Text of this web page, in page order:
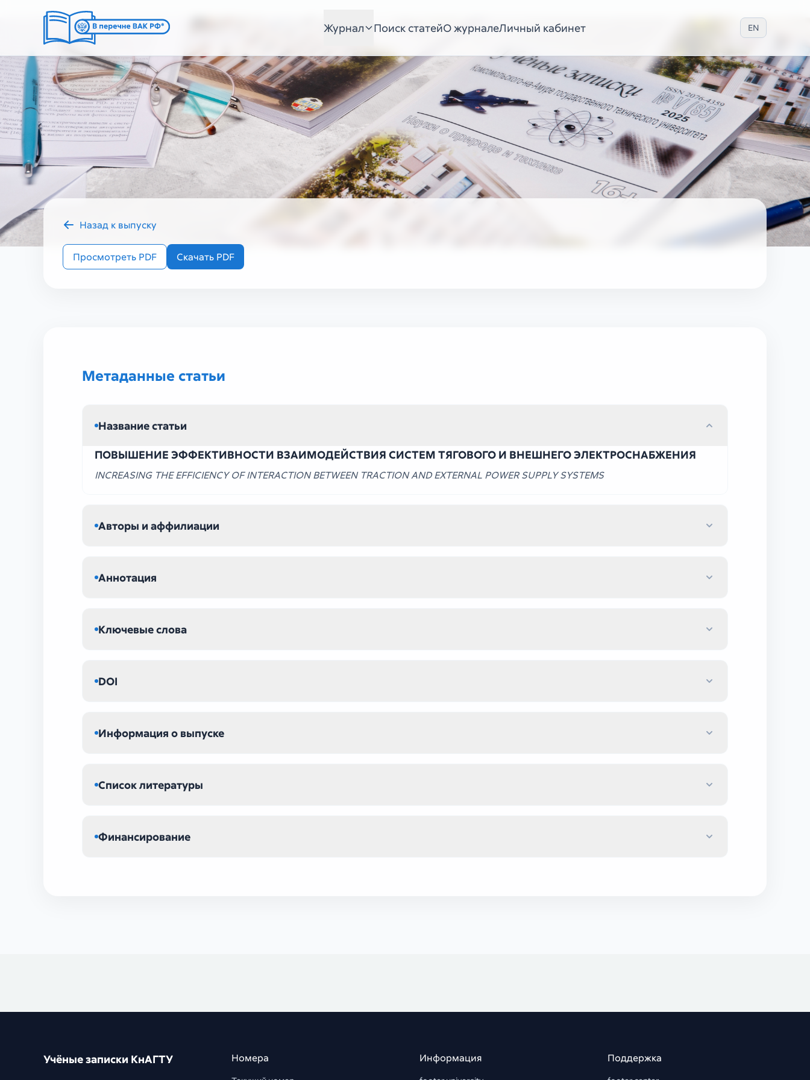
Журнал Поиск статейО журналеЛичный кабинет EN
2023 год
УЗ_ТЕХ V (69)
Назад к выпуску
Просмотреть PDF Скачать PDF
Метаданные статьи
Название статьи
ПОВЫШЕНИЕ ЭФФЕКТИВНОСТИ ВЗАИМОДЕЙСТВИЯ СИСТЕМ ТЯГОВОГО И ВНЕШНЕГО ЭЛЕКТРОСНАБЖЕНИЯ
INCREASING THE EFFICIENCY OF INTERACTION BETWEEN TRACTION AND EXTERNAL POWER SUPPLY SYSTEMS
Авторы и аффилиации
Аннотация
Ключевые слова
DOI
Информация о выпуске
Список литературы
Финансирование
Учёные записки КнАГТУ Номера Информация Поддержка